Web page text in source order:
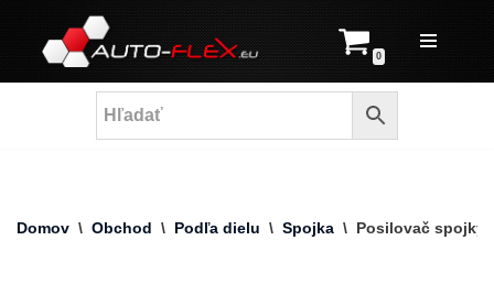
Prejsť
na
0
Domov \ Obchod \ Podľa dielu \ Spojka \ Posilovač spojky